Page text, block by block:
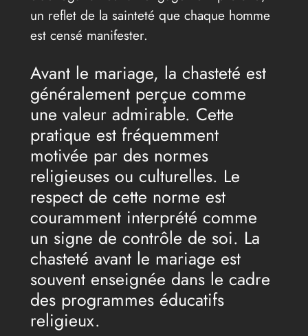
un reflet de la sainteté que chaque homme
est censé manifester.
Avant le mariage, la chasteté est
généralement perçue comme
une valeur admirable. Cette
pratique est fréquemment
motivée par des normes
religieuses ou culturelles. Le
respect de cette norme est
couramment interprété comme
un signe de contrôle de soi. La
chasteté avant le mariage est
souvent enseignée dans le cadre
des programmes éducatifs
religieux.